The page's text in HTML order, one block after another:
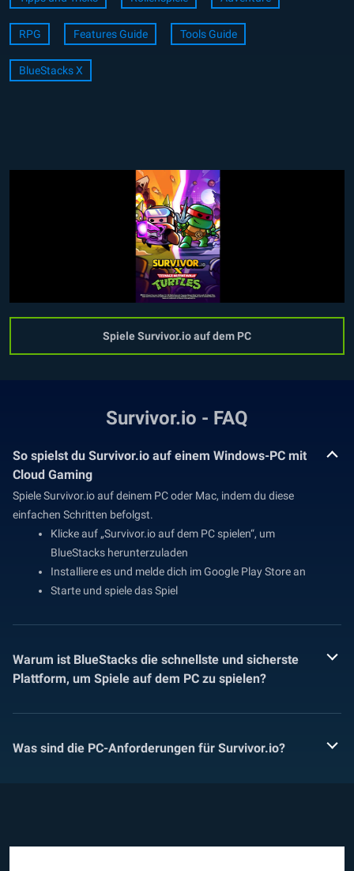
RPG Features Guide Tools Guide
BlueStacks X
Spiele Survivor.io auf dem PC
Survivor.io - FAQ
So spielst du Survivor.io auf einem Windows-PC mit
Cloud Gaming
Spiele Survivor.io auf deinem PC oder Mac, indem du diese
einfachen Schritten befolgst.
Klicke auf „Survivor.io auf dem PC spielen“, um
BlueStacks herunterzuladen
Installiere es und melde dich im Google Play Store an
Starte und spiele das Spiel
Warum ist BlueStacks die schnellste und sicherste
Plattform, um Spiele auf dem PC zu spielen?
Was sind die PC-Anforderungen für Survivor.io?